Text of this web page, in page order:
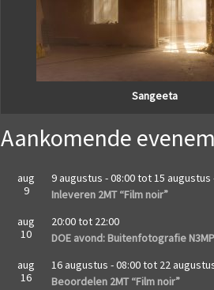
Sangeeta
Aankomende
aug
9
9 augustus - 08:00tot15 augustus
Inleveren 2MT “Film noir”
aug
10
20:00tot 22:00
DOE avond: Buitenfotografie N3MP
aug
16
16 augustus - 08:00tot 22
Beoordelen 2MT “Film noir”